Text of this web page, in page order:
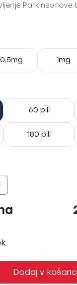
Parkinsonove
0,5mg 1mg
60 pill
180 pill
Dodaj v